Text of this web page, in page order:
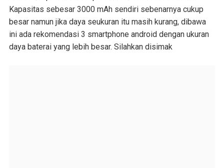
Kapasitas sebesar 3000 mAh sendiri sebenarnya cukup
besar namun jika daya seukuran itu masih kurang, dibawa
ini ada rekomendasi 3 smartphone android dengan ukuran
daya baterai yang lebih besar. Silahkan disimak